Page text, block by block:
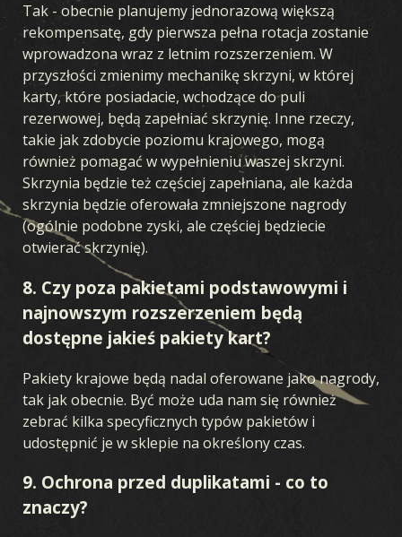
Tak - obecnie planujemy jednorazową większą
rekompensatę, gdy pierwsza pełna rotacja zostanie
wprowadzona wraz z letnim rozszerzeniem. W
przyszłości zmienimy mechanikę skrzyni, w której
karty, które posiadacie, wchodzące do puli
rezerwowej, będą zapełniać skrzynię. Inne rzeczy,
takie jak zdobycie poziomu krajowego, mogą
również pomagać w wypełnieniu waszej skrzyni.
Skrzynia będzie też częściej zapełniana, ale każda
skrzynia będzie oferowała zmniejszone nagrody
(ogólnie podobne zyski, ale częściej będziecie
otwierać skrzynię).
8. Czy poza pakietami podstawowymi i
najnowszym rozszerzeniem będą
dostępne jakieś pakiety kart?
Pakiety krajowe będą nadal oferowane jako nagrody,
tak jak obecnie. Być może uda nam się również
zebrać kilka specyficznych typów pakietów i
udostępnić je w sklepie na określony czas.
9. Ochrona przed duplikatami - co to
znaczy?